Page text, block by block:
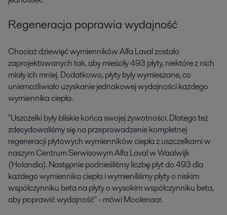
Regeneracja poprawia wydajność
Chociaż dziewięć wymienników Alfa Laval zostało
zaprojektowanych tak, aby mieściły 493 płyty, niektóre z nich
miały ich mniej. Dodatkowo, płyty były wymieszane, co
uniemożliwiało uzyskanie jednakowej wydajności każdego
wymiennika ciepła.
"Uszczelki były bliskie końca swojej żywotności. Dlatego też
zdecydowaliśmy się na przeprowadzenie kompletnej
regeneracji płytowych wymienników ciepła z uszczelkami w
naszym Centrum Serwisowym Alfa Laval w Waalwijk
(Holandia). Następnie podnieśliśmy liczbę płyt do 493 dla
każdego wymiennika ciepła i wymieniliśmy płyty o niskim
współczynniku beta na płyty o wysokim współczynniku beta,
aby poprawić wydajność" - mówi Moolenaar.